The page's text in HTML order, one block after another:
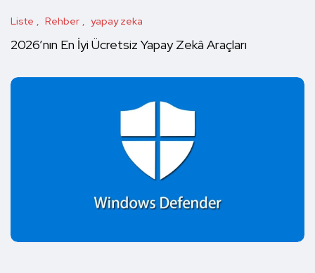
Liste Rehber yapay zeka
2026’nın En İyi Ücretsiz Yapay Zekâ Araçları